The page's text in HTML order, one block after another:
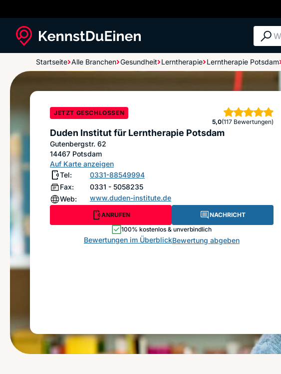
Startseite Alle Branchen Gesundheit Lerntherapie Lerntherapie Potsdam
Duden Institut für Lerntherapie Potsdam
JETZT GESCHLOSSEN
5,0
Sterne
(117 Bewertungen)
Duden Institut für Lerntherapie Potsdam
Gutenbergstr. 62
14467 Potsdam
Auf Karte anzeigen
Tel:
0331-88549994
Fax:
0331 - 5058235
Web:
www.duden-institute.de
ANRUFEN
NACHRICHT
100% kostenlos & unverbindlich
Bewertungen im ÜberblickBewertung abgeben